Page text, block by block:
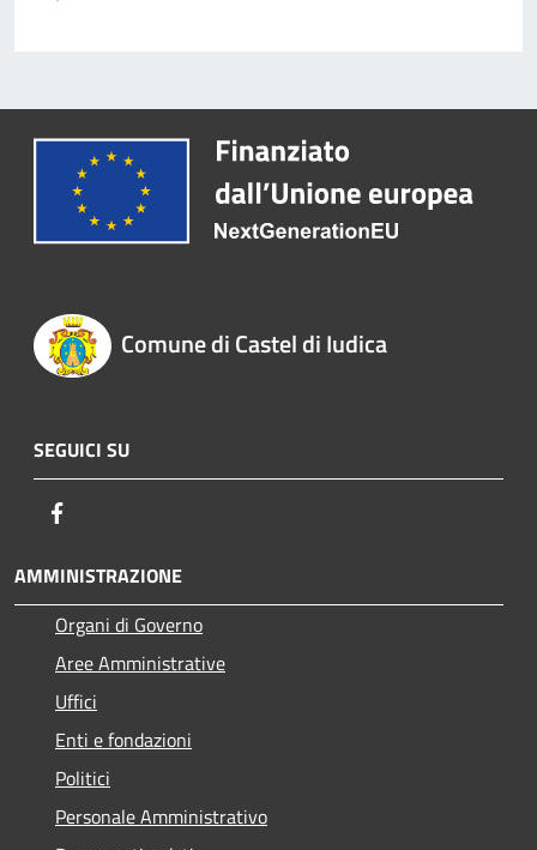
Comune di Castel di Iudica
SEGUICI SU
AMMINISTRAZIONE
Organi di Governo
Aree Amministrative
Uffici
Enti e fondazioni
Politici
Personale Amministrativo